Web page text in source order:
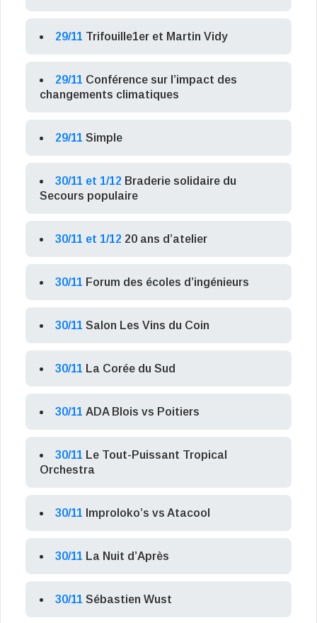
29/11 Trifouille1er et Martin Vidy
29/11 Conférence sur l’impact des
changements climatiques
29/11 Simple
30/11 et 1/12 Braderie solidaire du
Secours populaire
30/11 et 1/12 20 ans d’atelier
30/11 Forum des écoles d’ingénieurs
30/11 Salon Les Vins du Coin
30/11 La Corée du Sud
30/11 ADA Blois vs Poitiers
30/11 Le Tout-Puissant Tropical
Orchestra
30/11 Improloko’s vs Atacool
30/11 La Nuit d’Après
30/11 Sébastien Wust